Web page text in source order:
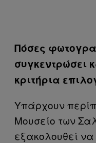
Πόσες
συγκεντρώσει
κριτήρια
Υπάρχουν
Μουσείο των
εξακολουθεί